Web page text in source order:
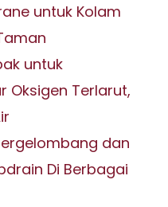
untuk Kolam
untuk
Oksigen Terlarut,
dan
Di Berbagai